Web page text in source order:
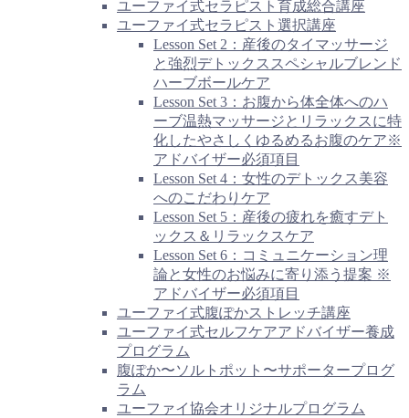
ユーファイ式セラピスト育成総合講座
ユーファイ式セラピスト選択講座
Lesson Set 2：産後のタイマッサージ
と強烈デトックススペシャルブレンド
ハーブボールケア
Lesson Set 3：お腹から体全体へのハ
ーブ温熱マッサージとリラックスに特
化したやさしくゆるめるお腹のケア※
アドバイザー必須項目
Lesson Set 4：女性のデトックス美容
へのこだわりケア
Lesson Set 5：産後の疲れを癒すデト
ックス＆リラックスケア
Lesson Set 6：コミュニケーション理
論と女性のお悩みに寄り添う提案 ※
アドバイザー必須項目
ユーファイ式腹ぽかストレッチ講座
ユーファイ式セルフケアアドバイザー養成
プログラム
腹ぽか〜ソルトポット〜サポータープログ
ラム
ユーファイ協会オリジナルプログラム